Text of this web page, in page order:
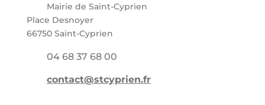
Mairie de Saint-Cyprien
Place Desnoyer
66750 Saint-Cyprien
04 68 37 68 00
contact@stcyprien.fr